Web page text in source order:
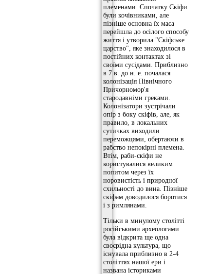
племенами. Спочатку Скіфи
були кочівниками, але
пізніше основна їх маса
перейшла до осілого способу
життя і утворила "Скіфське
царство", яке знаходилося в
постійних контактах зі
своїми сусідами. Приблизно
в 7 в. до н. е. почалася
колонізація Північного
Причорномор'я
стародавніми греками.
Колонізатори зустрічали
опір з боку скіфів, але, як
правило, в локальних
сутичках виходили
переможцями, обертаючи в
рабство непокірні племена.
Втім, раби-скіфи не
користувалися великим
попитом через їх
норовистість і природної
схильності до вина. Пізніше
скіфам доводилося боротися
і з римлянами.
Тільки в минулому столітті
російськими археологами
була відкрита ще одна
своєрідна культура, що
існувала приблизно в 2-4
століттях нашої ери і
названа істориками